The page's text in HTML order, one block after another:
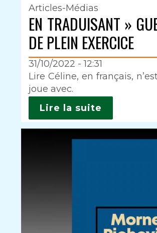
Articles-Médias
EN TRADUISANT »
DE PLEIN EXERCICE
31/10/2022 - 12:31
Intro
Lire Céline, en français,
joue avec.
Lire la suite